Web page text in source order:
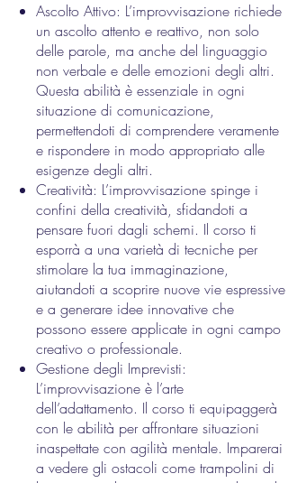
Ascolto Attivo: L’improvvisazione richiede
un ascolto attento e reattivo, non solo
delle parole, ma anche del linguaggio
non verbale e delle emozioni degli altri.
Questa abilità è essenziale in ogni
situazione di comunicazione,
permettendoti di comprendere veramente
e rispondere in modo appropriato alle
esigenze degli altri.
Creatività: L’improvvisazione spinge i
confini della creatività, sfidandoti a
pensare fuori dagli schemi. Il corso ti
esporrà a una varietà di tecniche per
stimolare la tua immaginazione,
aiutandoti a scoprire nuove vie espressive
e a generare idee innovative che
possono essere applicate in ogni campo
creativo o professionale.
Gestione degli Imprevisti:
L’improvvisazione è l’arte
dell’adattamento. Il corso ti equipaggerà
con le abilità per affrontare situazioni
inaspettate con agilità mentale. Imparerai
a vedere gli ostacoli come trampolini di